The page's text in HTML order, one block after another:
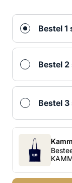
Bestel 1
Bestel
Bestel